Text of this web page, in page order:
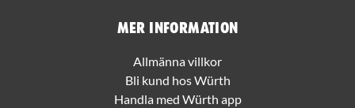
Mer information
Allmänna villkor
Bli kund hos Würth
Handla med Würth app